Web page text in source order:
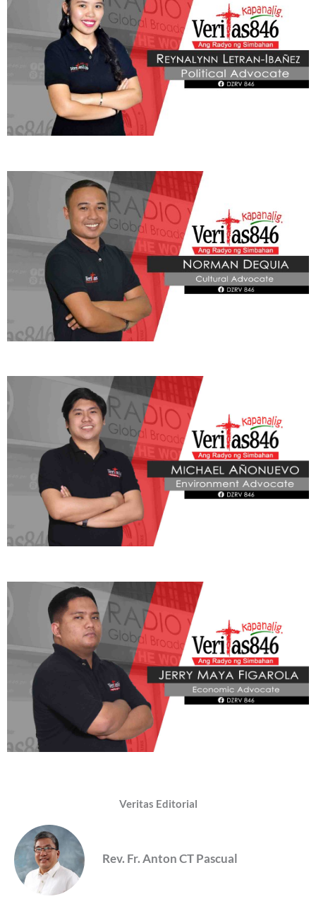
Veritas Editorial
Rev. Fr. Anton CT Pascual